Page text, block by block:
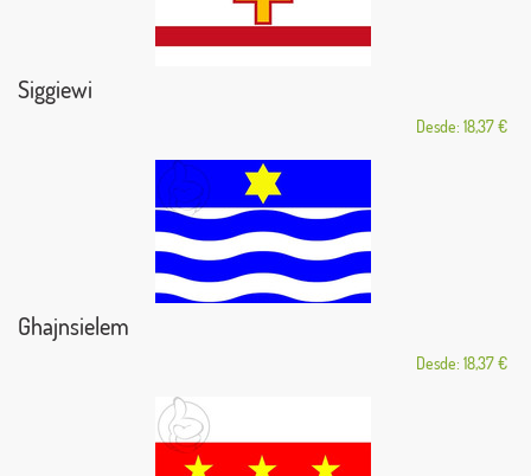
Siggiewi
Desde: 18,37 €
Ghajnsielem
Desde: 18,37 €